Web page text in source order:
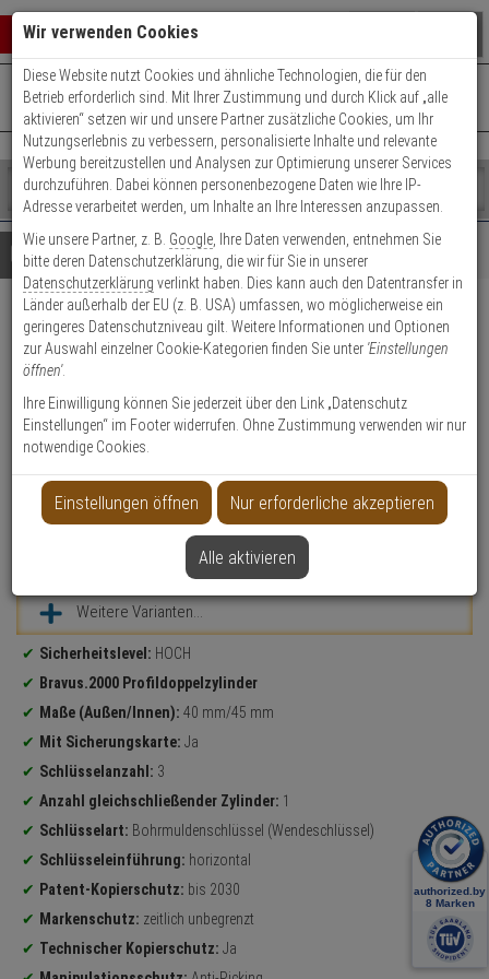
Warenkorb schließen
0 ARTIKEL IM WARENKORB
Ihr Warenkorb ist momentan leer.
Ergebnisse ()
Fertig
Shop
durchsuchen
Bitte
geben
Sie
mindestens
Zeichen
ein,
um
Suche
Es
wurde
noch
Kategorien
Suche
gestartet
+49 (0)821 899 493-0Mo. - Do.: 8:00 - 16:30 | Fr.: 8:00 - 14:00 Uhr
Kontaktservice nutzen
Details Beratung
Abus Bravus 2000
Doppelzylinder 40/45 vs. 3 Schl.
Produktmerkmale
Zylinder messen
Weitere Varianten...
Produktinformationen
Sicherheitslevel: HOCH
Bravus.2000 Profildoppelzylinder
Maße (Außen/Innen): 40 mm/45 mm
Mit Sicherungskarte: Ja
Schlüsselanzahl: 3
Anzahl gleichschließender Zylinder: 1
Schlüsselart: Bohrmuldenschlüssel (Wendeschlüssel)
Schlüsseleinführung: horizontal
Patent-Kopierschutz: bis 2030
Markenschutz: zeitlich unbegrenzt
Technischer Kopierschutz: Ja
Wir verwenden Cookies
Diese Website nutzt Cookies und ähnliche Technologien, die für den
Betrieb erforderlich sind. Mit Ihrer Zustimmung und durch Klick auf „alle
aktivieren“ setzen wir und unsere Partner zusätzliche Cookies, um Ihr
Nutzungserlebnis zu verbessern, personalisierte Inhalte und relevante
Werbung bereitzustellen und Analysen zur Optimierung unserer Services
durchzuführen. Dabei können personenbezogene Daten wie Ihre IP-
Adresse verarbeitet werden, um Inhalte an Ihre Interessen anzupassen.
Wie unsere Partner, z. B. Google , Ihre Daten verwenden, entnehmen Sie
bitte deren Datenschutzerklärung, die wir für Sie in unserer
Datenschutzerklärung verlinkt haben. Dies kann auch den Datentransfer in
Länder außerhalb der EU (z. B. USA) umfassen, wo möglicherweise ein
geringeres Datenschutzniveau gilt. Weitere Informationen und Optionen
zur Auswahl einzelner Cookie-Kategorien finden Sie unter 'Einstellungen
öffnen'.
Ihre Einwilligung können Sie jederzeit über den Link „Datenschutz
Einstellungen“ im Footer widerrufen. Ohne Zustimmung verwenden wir nur
notwendige Cookies.
Einstellungen öffnen Nur erforderliche akzeptieren
Alle aktivieren